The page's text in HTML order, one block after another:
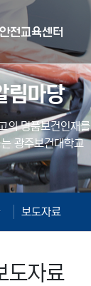
센터
림마당
의 명품보건인재를
광주보건대학교
보도자료
도자료